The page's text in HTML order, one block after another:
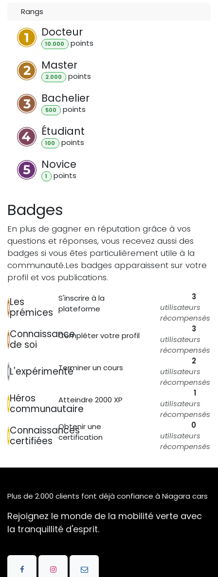
Rangs
Docteur
10.000 points
Master
2.000 points
Bachelier
500 points
Étudiant
100 points
Novice
1 points
Badges
En plus de gagner en réputation grâce à vos
questions et réponses, vous recevez aussi des
badges si vous êtes particulièrement utile à la
communauté.Les badges apparaissent sur votre
profil et vos publications.
Les
prémices
S'inscrire à la
plateforme
3
utilisateurs
récompensés
Connaissance
de soi
Compléter votre profil
3
utilisateurs
récompensés
L'expérimentéTerminer un cours
2
utilisateurs
récompensés
Héros
communautaire
Atteindre 2000 XP
1
utilisateurs
récompensés
Connaissances
certifiées
Obtenir une
certification
0
utilisateurs
récompensés
Plus de 2.000 clients font déjà confiance à Niagara cars
Rejoignez le monde de la mobilité verte avec
la tranquillité d'esprit.